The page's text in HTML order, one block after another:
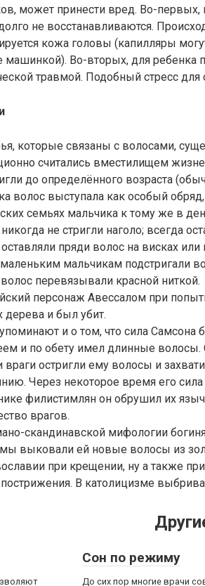
может принести вред. Во-первых,
не восстанавливаются.
кожа головы (капилляры
машинкой). Во-вторых, для ребенка
травмой. Подобный стресс
которые связаны с волосами,
считались вместилищем
до определённого возраста
волос выступала как особый
семьях мальчика к тому же в
не стригли наголо; всегда
пряди волос на висках
мальчикам подстригали
перевязывали красной ниткой.
персонаж Авессалом при
дерева и был убит.
и о том, что сила
и по обету имел длинные
враги остригли ему волосы и
Через некоторое время его
филистимлян он обрушил их
врагов.
скандинавской мифологии
выковали ей новые волосы из
при крещении, ну а также
В католицизме
Сон по режиму
До сих пор многие врачи